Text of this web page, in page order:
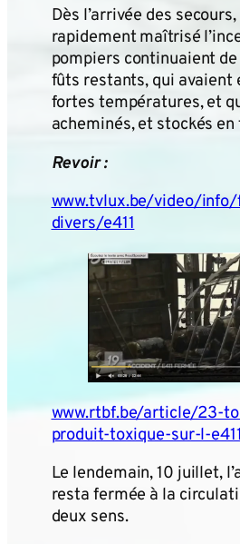
Dès l’arrivée des
rapidement maîtrisé
pompiers continuaient
fûts restants, qui avaient
fortes températures, et
acheminés, et stockés
Revoir :
www.tvlux.be/video/
divers/e411
www.rtbf.be/article/23-
produit-toxique-sur-l-
Le lendemain, 10 juillet,
resta fermée à la
deux sens.